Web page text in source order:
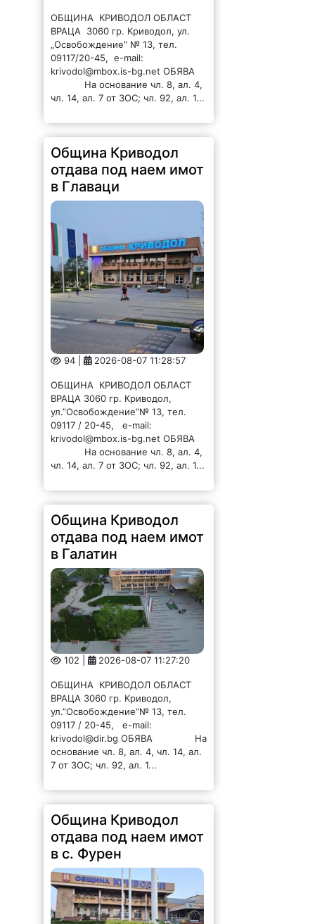
ОБЩИНА КРИВОДОЛ ОБЛАСТ
ВРАЦА 3060 гр. Криводол, ул.
„Освобождение” № 13, тел.
09117/20-45, e-mail:
krivodol@mbox.is-bg.net ОБЯВА
На основание чл. 8, ал. 4,
чл. 14, ал. 7 от ЗОС; чл. 92, ал. 1...
Община Криводол
отдава под наем имот
в Главаци
94 | 2026-08-07 11:28:57
ОБЩИНА КРИВОДОЛ ОБЛАСТ
ВРАЦА 3060 гр. Криводол,
ул.”Освобождение”№ 13, тел.
09117 / 20-45, e-mail:
krivodol@mbox.is-bg.net ОБЯВА
На основание чл. 8, ал. 4,
чл. 14, ал. 7 от ЗОС; чл. 92, ал. 1...
Община Криводол
отдава под наем имот
в Галатин
102 | 2026-08-07 11:27:20
ОБЩИНА КРИВОДОЛ ОБЛАСТ
ВРАЦА 3060 гр. Криводол,
ул.”Освобождение”№ 13, тел.
09117 / 20-45, e-mail:
krivodol@dir.bg ОБЯВА На
основание чл. 8, ал. 4, чл. 14, ал.
7 от ЗОС; чл. 92, ал. 1...
Община Криводол
отдава под наем имот
в с. Фурен